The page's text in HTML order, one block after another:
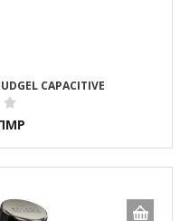
CAPACITIVE